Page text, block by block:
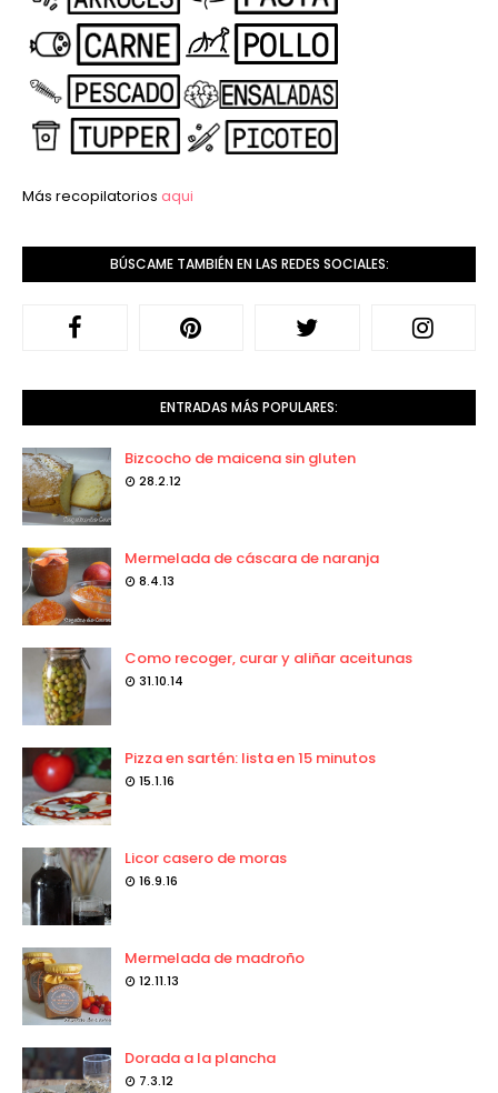
Más recopilatorios aqui
BÚSCAME TAMBIÉN EN LAS REDES SOCIALES:
ENTRADAS MÁS POPULARES:
Bizcocho de maicena sin gluten
28.2.12
Mermelada de cáscara de naranja
8.4.13
Como recoger, curar y aliñar aceitunas
31.10.14
Pizza en sartén: lista en 15 minutos
15.1.16
Licor casero de moras
16.9.16
Mermelada de madroño
12.11.13
Dorada a la plancha
7.3.12